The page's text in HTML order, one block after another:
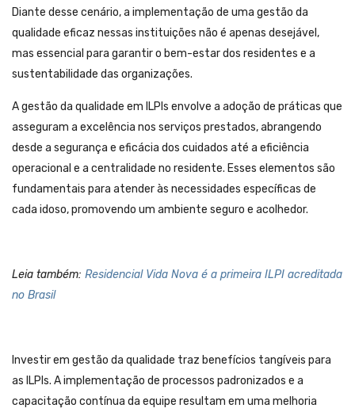
Diante desse cenário, a implementação de uma gestão da
qualidade eficaz nessas instituições não é apenas desejável,
mas essencial para garantir o bem-estar dos residentes e a
sustentabilidade das organizações.
A gestão da qualidade em ILPIs envolve a adoção de práticas que
asseguram a excelência nos serviços prestados, abrangendo
desde a segurança e eficácia dos cuidados até a eficiência
operacional e a centralidade no residente. Esses elementos são
fundamentais para atender às necessidades específicas de
cada idoso, promovendo um ambiente seguro e acolhedor.
Leia também: Residencial Vida Nova é a primeira ILPI acreditada
no Brasil
Investir em gestão da qualidade traz benefícios tangíveis para
as ILPIs. A implementação de processos padronizados e a
capacitação contínua da equipe resultam em uma melhoria